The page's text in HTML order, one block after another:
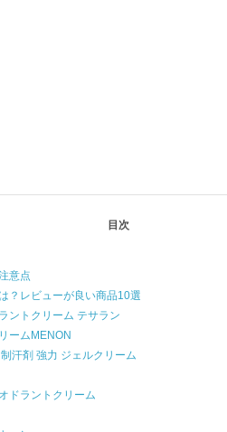
目次
意点
？レビューが良い商品10選
ントクリーム テサラン
ームMENON
汗剤 強力 ジェルクリーム
ドラントクリーム